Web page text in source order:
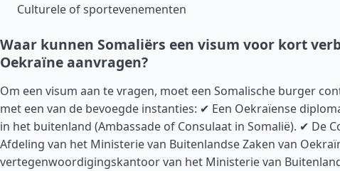
Culturele of sportevenementen
Waar kunnen Somaliërs een visum voor kort
Oekraïne aanvragen?
Om een visum aan te vragen, moet een Somalische burger
met een van de bevoegde instanties: ✔ Een Oekraïense
in het buitenland (Ambassade of Consulaat in Somalië). ✔ De
Afdeling van het Ministerie van Buitenlandse Zaken van
vertegenwoordigingskantoor van het Ministerie van